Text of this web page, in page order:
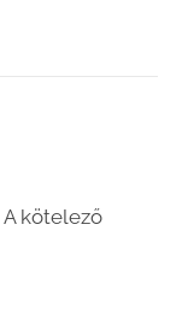
A kötelező